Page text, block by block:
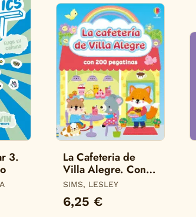
3.
La Cafeteria de
Villa Alegre. Con
200 Pegatinas
SIMS, LESLEY
6,25 €